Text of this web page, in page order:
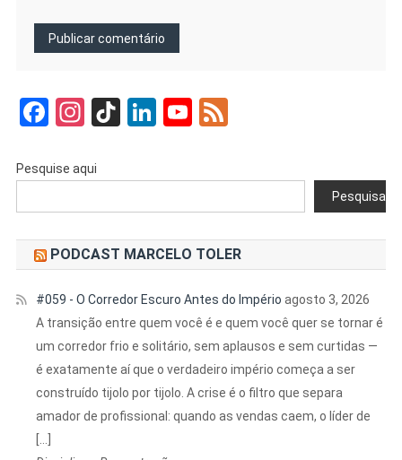
Facebook
Instagram
TikTok
LinkedIn
YouTube
Feed
Pesquise aqui
Pesquisar
PODCAST MARCELO TOLER
#059 - O Corredor Escuro Antes do Império agosto 3, 2026
A transição entre quem você é e quem você quer se tornar é
um corredor frio e solitário, sem aplausos e sem curtidas —
é exatamente aí que o verdadeiro império começa a ser
construído tijolo por tijolo. A crise é o filtro que separa
amador de profissional: quando as vendas caem, o líder de